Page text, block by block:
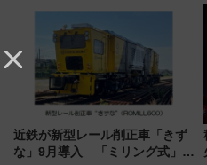
おひさま号」も走る
近鉄が新型レール削正車「きず
な」9月導入 「ミリング式」採